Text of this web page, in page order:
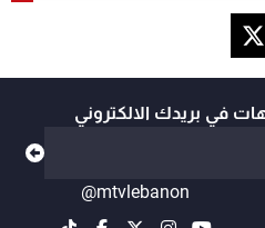
في بريدك الالكتروني
@mtvlebanon